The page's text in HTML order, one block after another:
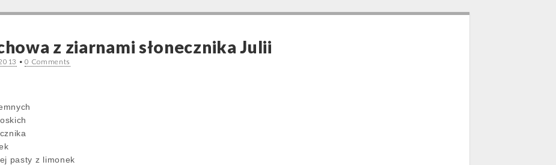
z ziarnami słonecznika Julii
•0 Comments
pasty z limonek